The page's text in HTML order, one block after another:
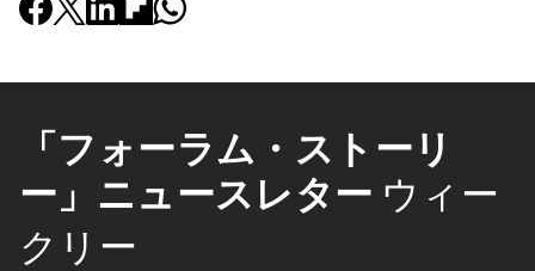
「フォーラム・ストーリ
ー」ニュースレター ウィー
クリー